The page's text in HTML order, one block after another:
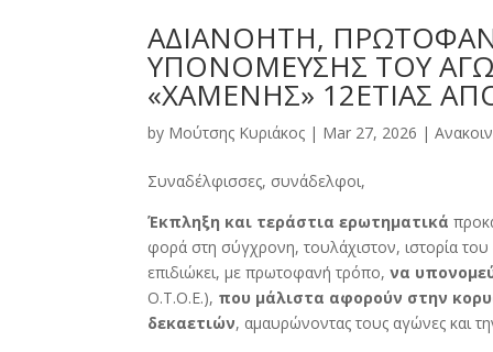
ΑΔΙΑΝΟΗΤΗ,
ΥΠΟΝΟΜΕΥΣΗΣ ΤΟΥ
«ΧΑΜΕΝΗΣ» 12ΕΤΙΑΣ
by Μούτσης Κυριάκος | Mar 27, 2026 |
Συναδέλφισσες, συνάδελφοι,
Έκπληξη και τεράστια ερωτηματικά
φορά στη σύγχρονη, τουλάχιστον, ιστορία του
επιδιώκει, με πρωτοφανή τρόπο,να
Ο.Τ.Ο.Ε.), που μάλιστα αφορούν στην
δεκαετιών, αμαυρώνοντας τους αγώνες και